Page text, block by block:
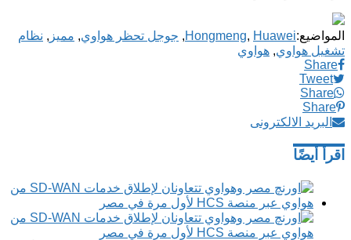
المواضيع: Hongmeng, Huawei
, جوجل تحظر هواوي, مميز , نظام
تشغيل هواوي, هواوي
Share
Tweet
Share
Share
البريد الالكترونى
اقرأ أيضًا